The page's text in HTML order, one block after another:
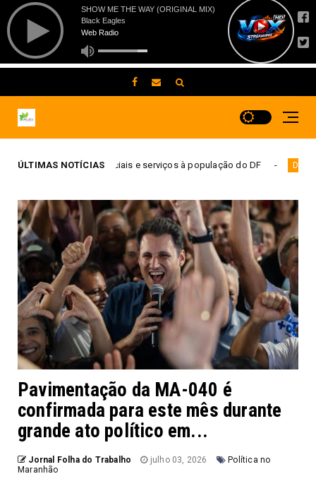
ÚLTIMAS NOTÍCIAS
e serviços à população do DF Destaque Comunidade da
Pavimentação da MA-040 é
confirmada para este mês durante
grande ato político em...
Jornal Folha do Trabalho julho 03, 2026
Política no
Maranhão